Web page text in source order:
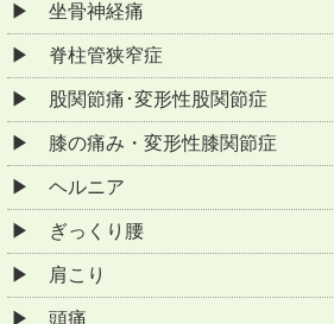
坐骨神経痛
脊柱管狭窄症
股関節痛･変形性股関節症
膝の痛み・変形性膝関節症
ヘルニア
ぎっくり腰
肩こり
頭痛